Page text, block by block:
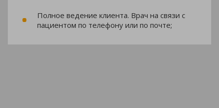
Полное ведение клиента. Врач на связи с
пациентом по телефону или по почте;